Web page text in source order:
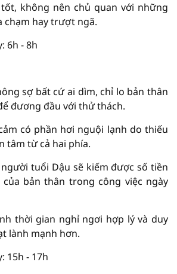
không nên chủ quan với những
chạm hay trượt ngã.
6h - 8h
sợ bất cứ ai dìm, chỉ lo bản thân
đương đầu với thử thách.
có phần hơi nguội lạnh do thiếu
tâm từ cả hai phía.
người tuổi Dậu sẽ kiếm được số tiền
bản thân trong công việc ngày
thời gian nghỉ ngơi hợp lý và duy
lành mạnh hơn.
15h - 17h